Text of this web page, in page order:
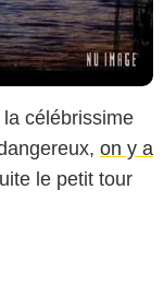
célébrissime
on y a
le petit tour